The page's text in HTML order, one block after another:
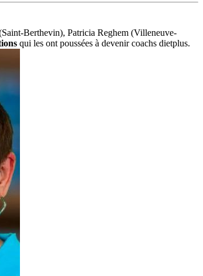
Berthevin), Patricia Reghem (Villeneuve-
qui les ont poussées à devenir coachs dietplus.